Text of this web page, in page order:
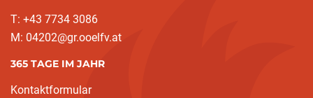
T: +43 7734 3086
M: 04202@gr.ooelfv.at
365 TAGE IM JAHR
Kontaktformular